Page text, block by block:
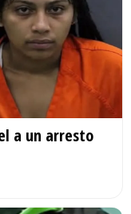
a un arresto